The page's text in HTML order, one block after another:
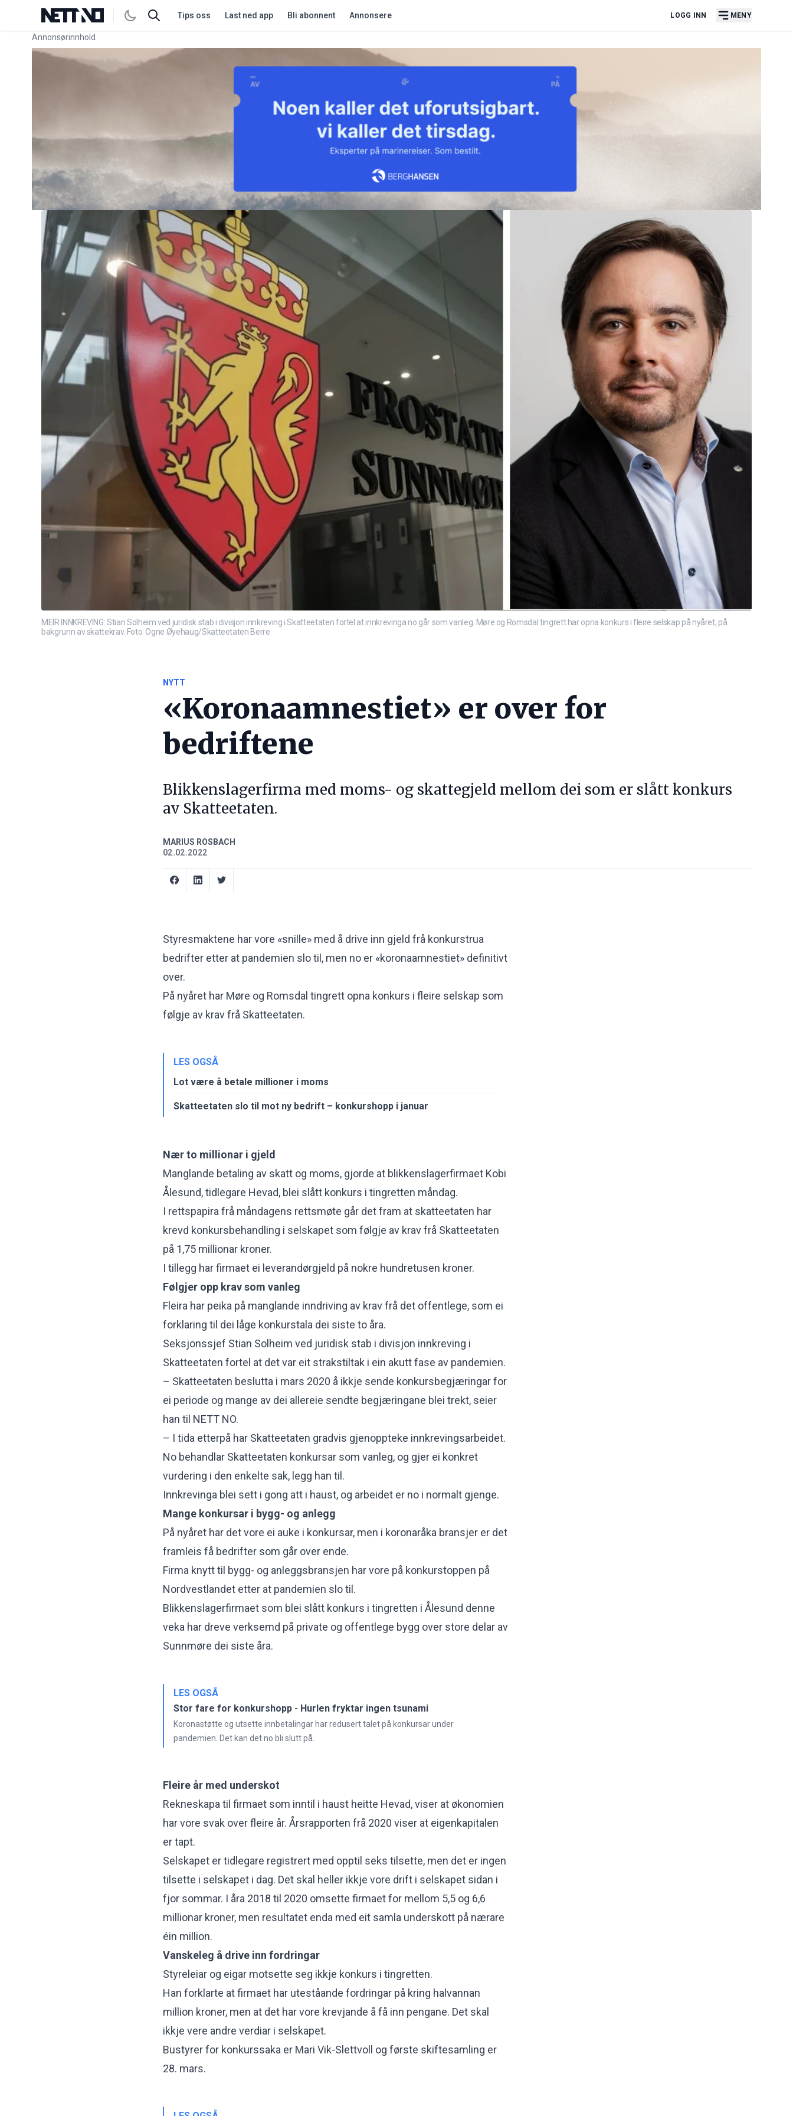
Tips oss Last ned app Bli abonnent Annonsere LOGG INN MENY
Annonsørinnhold
Link for annonse
MEIR INNKREVING: Stian Solheim ved juridisk stab i divisjon innkreving i Skatteetaten fortel at innkrevinga no går som vanleg. Møre og Romsdal tingrett har opna konkurs i fleire selskap på nyåret, på
bakgrunn av skattekrav. Foto: Ogne Øyehaug/Skatteetaten Berre
NYTT
«Koronaamnestiet» er over for
bedriftene
Blikkenslagerfirma med moms- og skattegjeld mellom dei som er slått konkurs
av Skatteetaten.
MARIUS ROSBACH
02.02.2022
Styresmaktene har vore «snille» med å drive inn gjeld frå konkurstrua
bedrifter etter at pandemien slo til, men no er «koronaamnestiet» definitivt
over.
På nyåret har Møre og Romsdal tingrett opna konkurs i fleire selskap som
følgje av krav frå Skatteetaten.
LES OGSÅ
Lot være å betale millioner i moms
Skatteetaten slo til mot ny bedrift – konkurshopp i januar
Nær to millionar i gjeld
Manglande betaling av skatt og moms, gjorde at blikkenslagerfirmaet Kobi
Ålesund, tidlegare Hevad, blei slått konkurs i tingretten måndag.
I rettspapira frå måndagens rettsmøte går det fram at skatteetaten har
krevd konkursbehandling i selskapet som følgje av krav frå Skatteetaten
på 1,75 millionar kroner.
I tillegg har firmaet ei leverandørgjeld på nokre hundretusen kroner.
Følgjer opp krav som vanleg
Fleira har peika på manglande inndriving av krav frå det offentlege, som ei
forklaring til dei låge konkurstala dei siste to åra.
Seksjonssjef Stian Solheim ved juridisk stab i divisjon innkreving i
Skatteetaten fortel at det var eit strakstiltak i ein akutt fase av pandemien.
– Skatteetaten beslutta i mars 2020 å ikkje sende konkursbegjæringar for
ei periode og mange av dei allereie sendte begjæringane blei trekt, seier
han til NETT NO.
– I tida etterpå har Skatteetaten gradvis gjenoppteke innkrevingsarbeidet.
No behandlar Skatteetaten konkursar som vanleg, og gjer ei konkret
vurdering i den enkelte sak, legg han til.
Innkrevinga blei sett i gong att i haust, og arbeidet er no i normalt gjenge.
Mange konkursar i bygg- og anlegg
På nyåret har det vore ei auke i konkursar, men i koronaråka bransjer er det
framleis få bedrifter som går over ende.
Firma knytt til bygg- og anleggsbransjen har vore på konkurstoppen på
Nordvestlandet etter at pandemien slo til.
Blikkenslagerfirmaet som blei slått konkurs i tingretten i Ålesund denne
veka har dreve verksemd på private og offentlege bygg over store delar av
Sunnmøre dei siste åra.
LES OGSÅ
Stor fare for konkurshopp - Hurlen fryktar ingen tsunami
Koronastøtte og utsette innbetalingar har redusert talet på konkursar under
pandemien. Det kan det no bli slutt på.
Fleire år med underskot
Rekneskapa til firmaet som inntil i haust heitte Hevad, viser at økonomien
har vore svak over fleire år. Årsrapporten frå 2020 viser at eigenkapitalen
er tapt.
Selskapet er tidlegare registrert med opptil seks tilsette, men det er ingen
tilsette i selskapet i dag. Det skal heller ikkje vore drift i selskapet sidan i
fjor sommar. I åra 2018 til 2020 omsette firmaet for mellom 5,5 og 6,6
millionar kroner, men resultatet enda med eit samla underskott på nærare
éin million.
Vanskeleg å drive inn fordringar
Styreleiar og eigar motsette seg ikkje konkurs i tingretten.
Han forklarte at firmaet har uteståande fordringar på kring halvannan
million kroner, men at det har vore krevjande å få inn pengane. Det skal
ikkje vere andre verdiar i selskapet.
Bustyrer for konkurssaka er Mari Vik-Slettvoll og første skiftesamling er
28. mars.